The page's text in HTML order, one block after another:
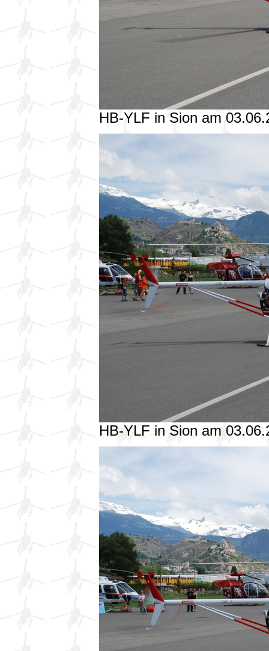
HB-YLF in Sion am
HB-YLF in Sion am